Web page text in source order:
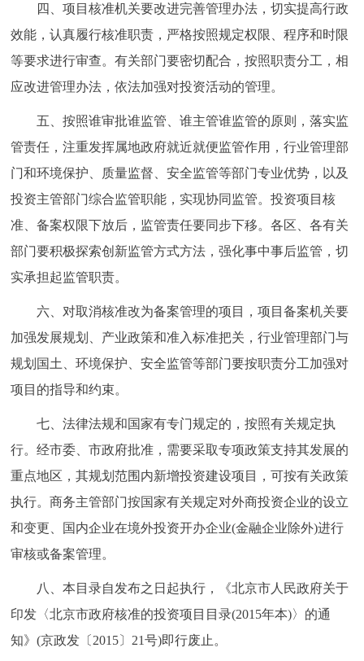
四、项目核准机关要改进完善管理办法，切实提高行政
效能，认真履行核准职责，严格按照规定权限、程序和时限
等要求进行审查。有关部门要密切配合，按照职责分工，相
应改进管理办法，依法加强对投资活动的管理。
五、按照谁审批谁监管、谁主管谁监管的原则，落实监
管责任，注重发挥属地政府就近就便监管作用，行业管理部
门和环境保护、质量监督、安全监管等部门专业优势，以及
投资主管部门综合监管职能，实现协同监管。投资项目核
准、备案权限下放后，监管责任要同步下移。各区、各有关
部门要积极探索创新监管方式方法，强化事中事后监管，切
实承担起监管职责。
六、对取消核准改为备案管理的项目，项目备案机关要
加强发展规划、产业政策和准入标准把关，行业管理部门与
规划国土、环境保护、安全监管等部门要按职责分工加强对
项目的指导和约束。
七、法律法规和国家有专门规定的，按照有关规定执
行。经市委、市政府批准，需要采取专项政策支持其发展的
重点地区，其规划范围内新增投资建设项目，可按有关政策
执行。商务主管部门按国家有关规定对外商投资企业的设立
和变更、国内企业在境外投资开办企业(金融企业除外)进行
审核或备案管理。
八、本目录自发布之日起执行，《北京市人民政府关于
印发〈北京市政府核准的投资项目目录(2015年本)〉的通
知》(京政发〔2015〕21号)即行废止。